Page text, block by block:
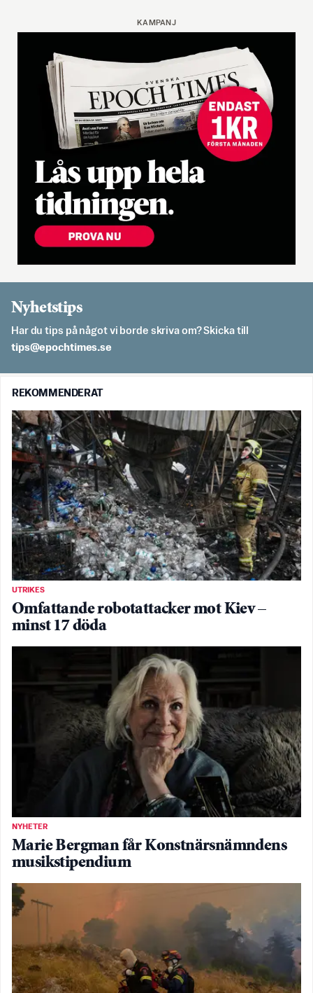
KAMPANJ
Nyhetstips
Har du tips på något vi borde skriva om? Skicka till
es.semithcope@spit
REKOMMENDERAT
UTRIKES
Omfattande robotattacker mot Kiev –
minst 17 döda
NYHETER
Marie Bergman får Konstnärsnämndens
musikstipendium